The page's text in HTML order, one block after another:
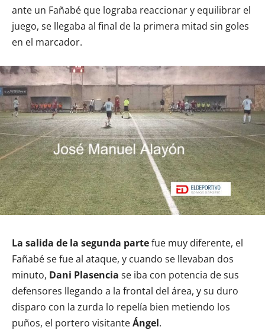
ante un Fañabé que lograba reaccionar y equilibrar el
juego, se llegaba al final de la primera mitad sin goles
en el marcador.
La salida de la segunda partefue muy diferente, el
Fañabé se fue al ataque, y cuando se llevaban dos
minuto, Dani Plasencia se iba con potencia de sus
defensores llegando a la frontal del área, y su duro
disparo con la zurda lo repelía bien metiendo los
puños, el portero visitanteÁngel.